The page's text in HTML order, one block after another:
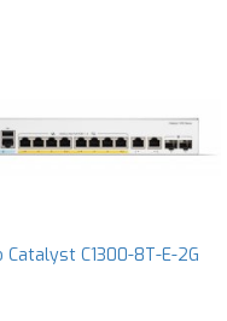
Catalyst C1300-8T-E-2G